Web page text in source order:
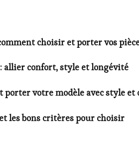
choisir et porter vos
allier confort, style et longévité
porter votre modèle avec style et
les bons critères pour choisir